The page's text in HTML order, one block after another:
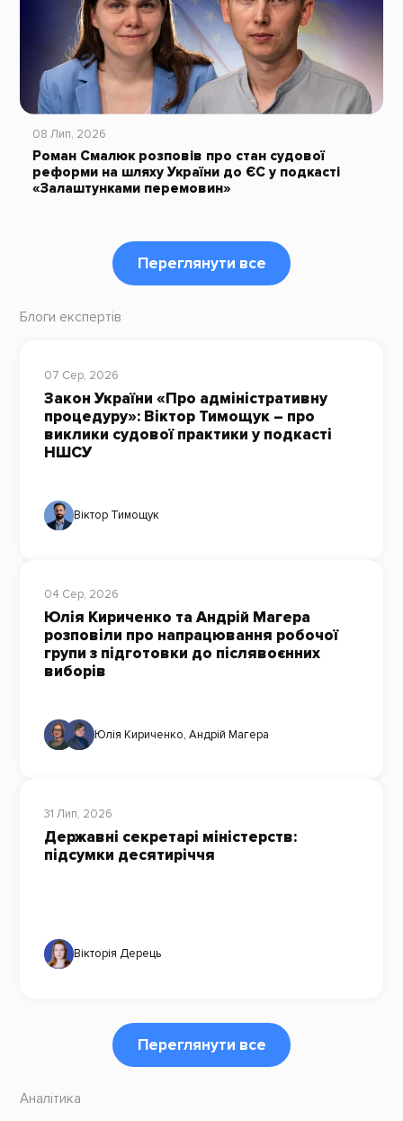
08 Лип, 2026
Роман Смалюк розповів про стан судової
реформи на шляху України до ЄС у подкасті
«Залаштунками перемовин»
Переглянути все
Блоги експертів
07 Сер, 2026
Закон України «Про адміністративну
процедуру»: Віктор Тимощук – про
виклики судової практики у подкасті
НШСУ
Віктор Тимощук
04 Сер, 2026
Юлія Кириченко та Андрій Магера
розповіли про напрацювання робочої
групи з підготовки до післявоєнних
виборів
Юлія Кириченко, Андрій Магера
31 Лип, 2026
Державні секретарі міністерств:
підсумки десятиріччя
Вікторія Дерець
Переглянути все
Аналітика